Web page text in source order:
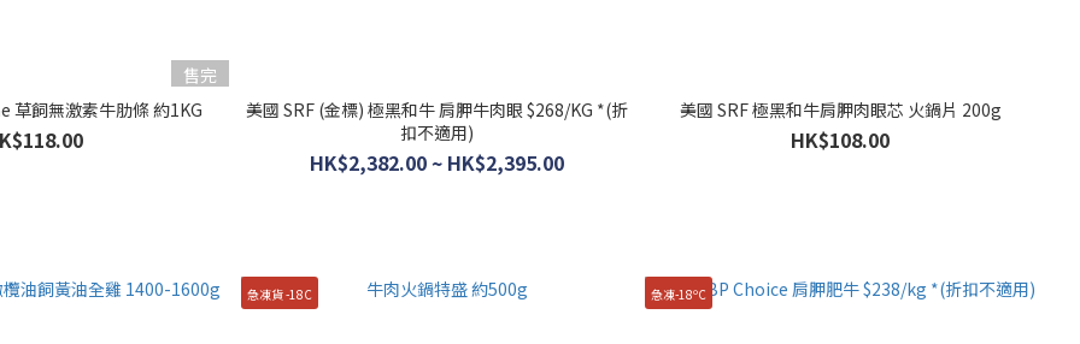
售完
草飼無激素牛肋條 約1KG
美國 SRF (金標) 極黑和牛 肩胛牛肉眼 $268/KG *(折
扣不適用)
HK$2,382.00 ~ HK$2,395.00
美國 SRF 極黑和牛肩胛肉眼芯 火鍋片 200g
HK$108.00
急凍貨 -18C 急凍-18ºC